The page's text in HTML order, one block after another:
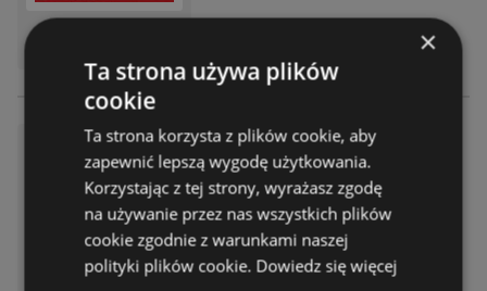
Katalog BTS POLOmarkt do 1
0.09 (08)
Gazetka – 30 stron
Gazetka ważna do: 10.09.2026
Odległość: 1,4 km
×
Ta strona używa plików
cookie
Ta strona korzysta z plików cookie, aby
zapewnić lepszą wygodę użytkowania.
Korzystając z tej strony, wyrażasz zgodę
na używanie przez nas wszystkich plików
cookie zgodnie z warunkami naszej
polityki plików cookie. Dowiedz się więcej